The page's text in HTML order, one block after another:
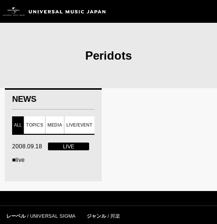
Peridots
NEWS
ALL TOPICS MEDIA LIVE/EVENT
2008.09.18 LIVE
■live
レーベル UNIVERSAL SIGMA ジャンル 邦楽